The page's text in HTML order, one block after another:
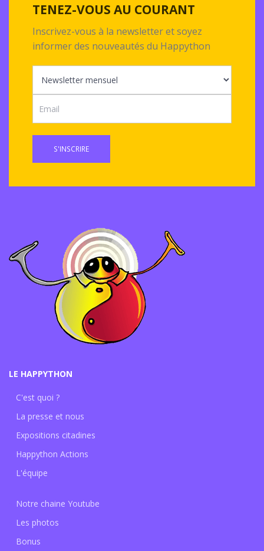
TENEZ-VOUS AU COURANT
Inscrivez-vous à la newsletter et soyez
informer des nouveautés du Happython
S'INSCRIRE
LE HAPPYTHON
C'est quoi ?
La presse et nous
Expositions citadines
Happython Actions
L'équipe
Notre chaine Youtube
Les photos
Bonus